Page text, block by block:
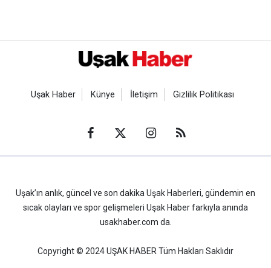
Uşak Haber Künye İletişim Gizlilik Politikası
Uşak’ın anlık, güncel ve son dakika Uşak Haberleri, gündemin en
sıcak olayları ve spor gelişmeleri Uşak Haber farkıyla anında
usakhaber.com da.
Copyright © 2024 UŞAK HABER Tüm Hakları Saklıdır